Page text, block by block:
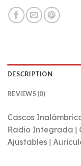
DESCRIPTION
REVIEWS (0)
Cascos
Radio Integrada |
Ajustables |